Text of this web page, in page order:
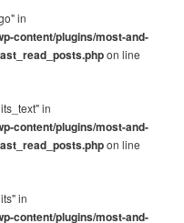
in
content/plugins/most-and-
on line
in
content/plugins/most-and-
on line
in
content/plugins/most-and-